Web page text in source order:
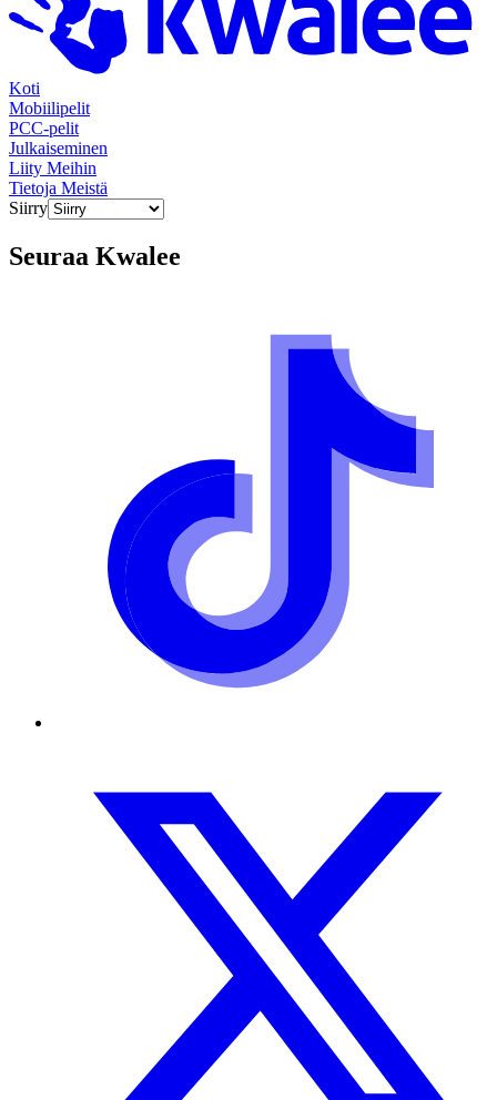
Koti
Mobiilipelit
PCC-pelit
Julkaiseminen
Liity Meihin
Tietoja Meistä
Siirry
Seuraa Kwalee